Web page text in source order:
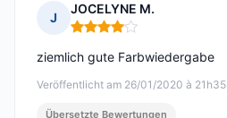
J
JOCELYNE M.
Hinweis: 4 von 5
Veröffentlicht am 26/01/2020 à 21h35
ziemlich gute Farbwiedergabe
Übersetzte Bewertungen